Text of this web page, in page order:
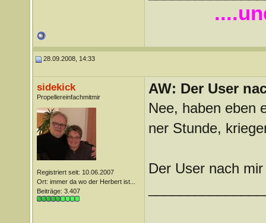
28.09.2008, 14:33
sidekick
Propellereinfachmitmir
Registriert seit: 10.06.2007
Ort: immer da wo der Herbert ist...
Beiträge: 3.407
AW: Der User
Nee, haben eben
ner Stunde,
Der User nach